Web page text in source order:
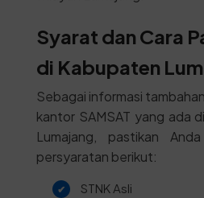
Syarat dan Cara
di Kabupaten
Sebagai informasi
kantor SAMSAT yang ada
Lumajang, pastikan
persyaratan berikut:
STNK Asli